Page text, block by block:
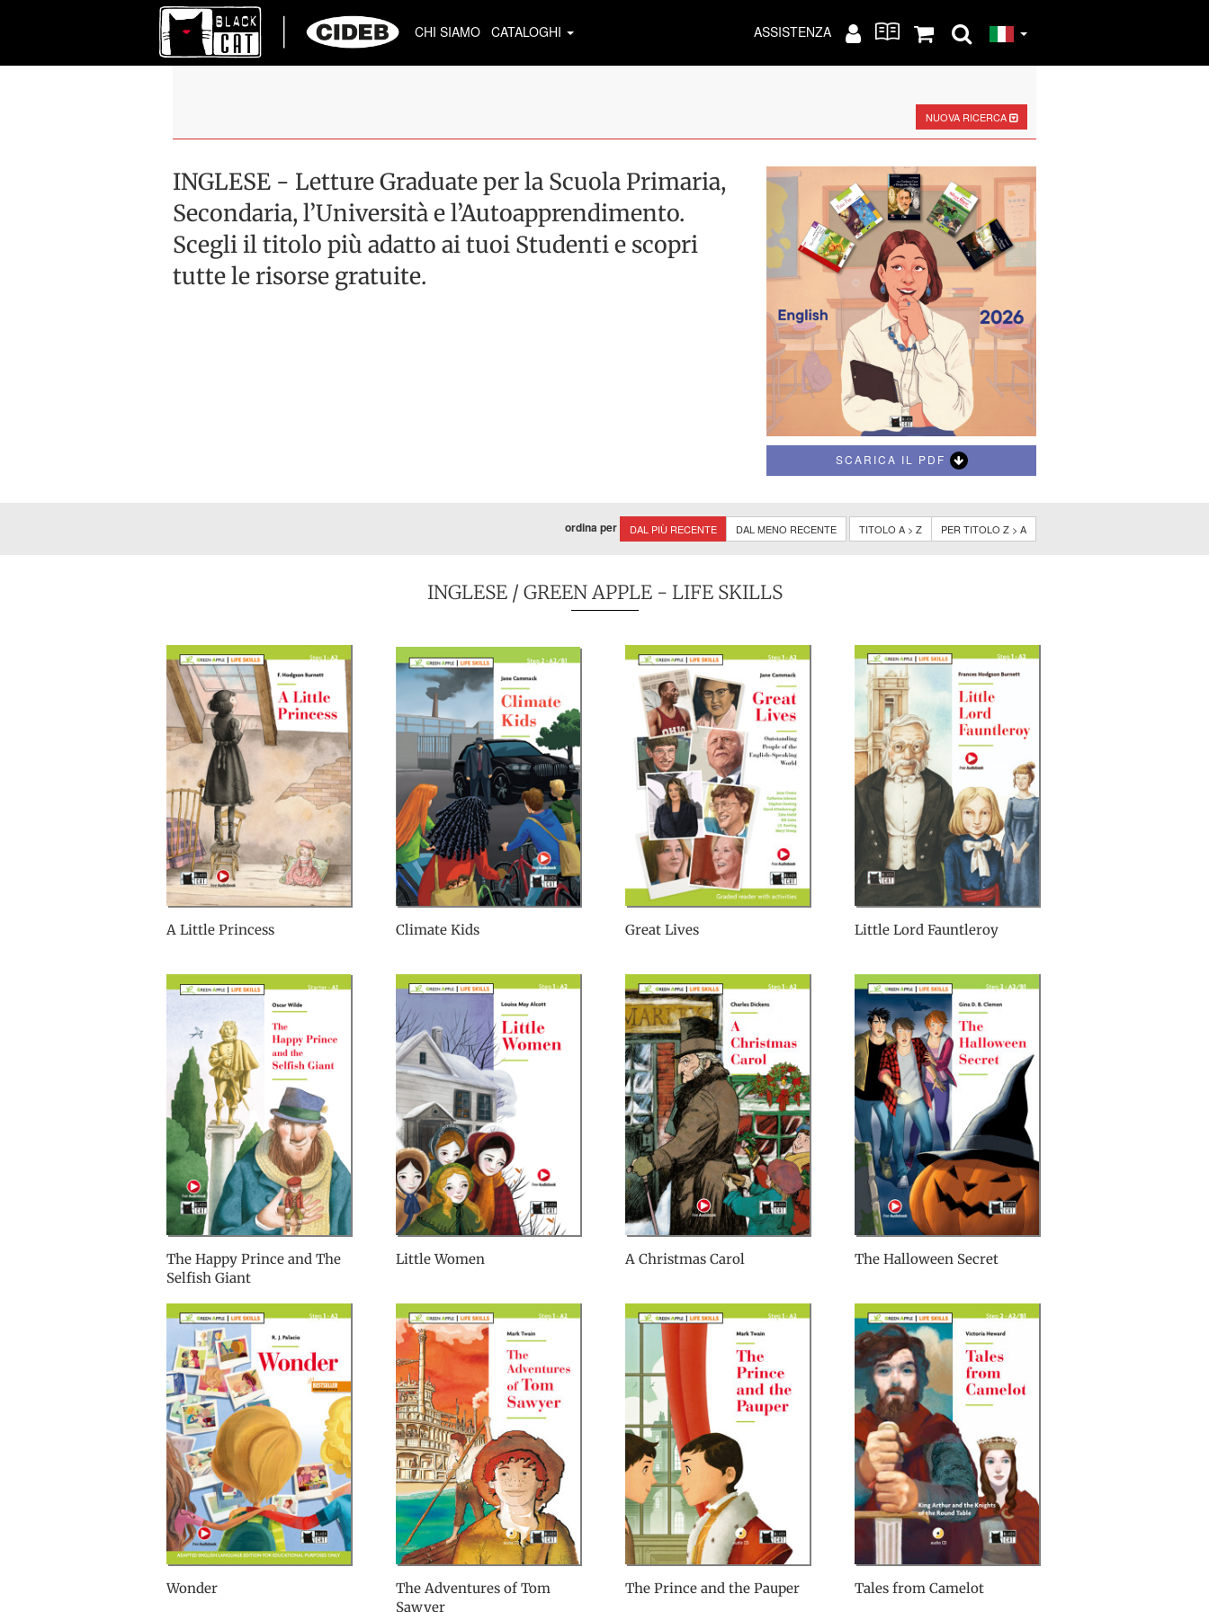
CHI SIAMO CATALOGHI ASSISTENZA
NUOVA RICERCA
INGLESE - Letture Graduate per la Scuola Primaria,
Secondaria, l’Università e l’Autoapprendimento.
Scegli il titolo più adatto ai tuoi Studenti e scopri
tutte le risorse gratuite.
SCARICA IL PDF
ordina per DAL PIÙ RECENTE DAL MENO RECENTE TITOLO A > Z PER TITOLO Z > A
INGLESE/ GREEN APPLE - LIFE SKILLS
A Little Princess Climate Kids Great Lives Little Lord Fauntleroy
The Happy Prince and The
Selfish Giant
Little Women A Christmas Carol The Halloween Secret
Wonder
The Adventures of Tom
Sawyer
The Prince and the Pauper Tales from Camelot